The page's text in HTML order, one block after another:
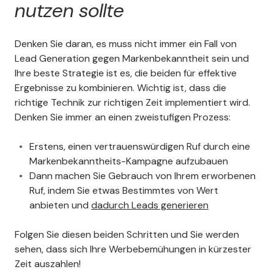
nutzen sollte
Denken Sie daran, es muss nicht immer ein Fall von
Lead Generation gegen Markenbekanntheit sein und
Ihre beste Strategie ist es, die beiden für effektive
Ergebnisse zu kombinieren. Wichtig ist, dass die
richtige Technik zur richtigen Zeit implementiert wird.
Denken Sie immer an einen zweistufigen Prozess:
Erstens, einen vertrauenswürdigen Ruf durch eine
Markenbekanntheits-Kampagne aufzubauen
Dann machen Sie Gebrauch von Ihrem erworbenen
Ruf, indem Sie etwas Bestimmtes von Wert
anbieten und dadurch Leads generieren
Folgen Sie diesen beiden Schritten und Sie werden
sehen, dass sich Ihre Werbebemühungen in kürzester
Zeit auszahlen!